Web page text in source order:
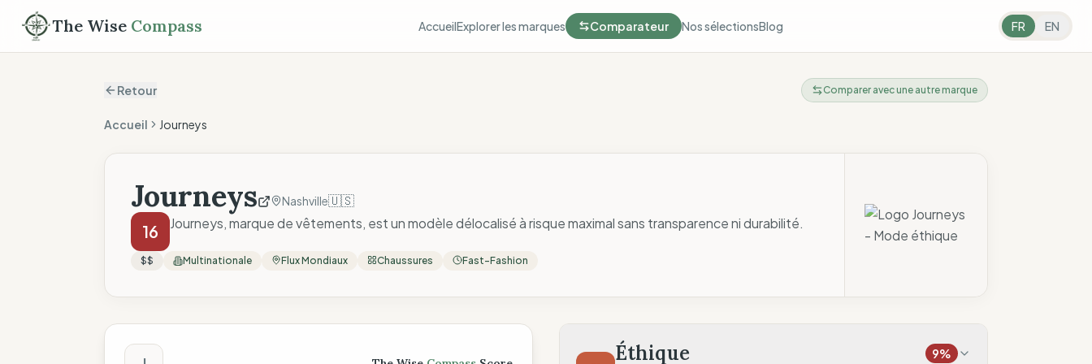
The Wise Compass AccueilExplorer les marques Comparateur Nos sélectionsBlog FR EN
Retour Comparer avec une autre marque
Accueil Journeys
Journeys Nashville🇺🇸
16 Journeys, marque de vêtements, est un modèle délocalisé à risque maximal sans transparence ni durabilité.
$$ Multinationale Flux Mondiaux Chaussures Fast-Fashion
Score The Wise Compass Éthique 9%